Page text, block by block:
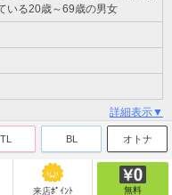
いる20歳～69歳の男女
詳細表示▼
TL BL オトナ
来店ﾎﾟｲﾝﾄ 無料